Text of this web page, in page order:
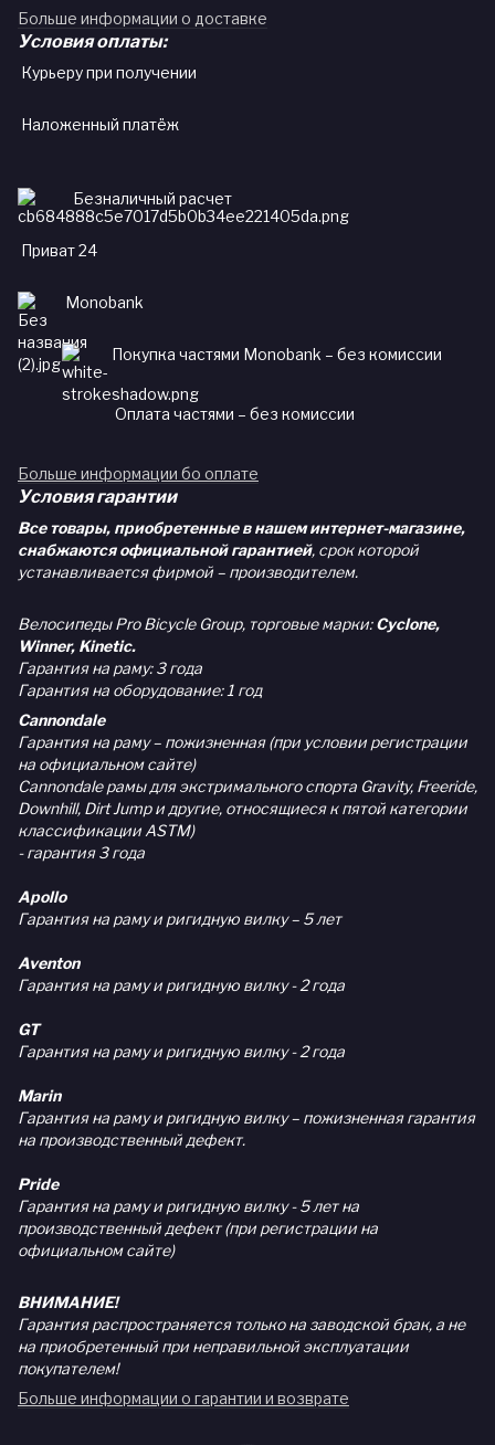
Больше информации о доставке
Условия оплаты:
Курьеру при получении
Наложенный платёж
Безналичный расчет
Приват 24
Monobank
Покупка частями Monobank – без комиссии
Оплата частями – без комиссии
Больше информации бо оплате
Условия гарантии
Все товары, приобретенные в нашем интернет-магазине,
снабжаются официальной гарантией, срок которой
устанавливается фирмой – производителем.
Велосипеды Pro Bicycle Group, торговые марки:Cyclone,
Winner, Kinetic.
Гарантия на раму: 3 года
Гарантия на оборудование: 1 год
Cannondale
Гарантия на раму – пожизненная (при условии регистрации
на официальном сайте)
Cannondale рамы для экстримального спорта Gravity, Freeride,
Downhill, Dirt Jump и другие, относящиеся к пятой категории
классификации ASTM)
- гарантия 3 года
Apollo
Гарантия на раму и ригидную вилку – 5 лет
Aventon
Гарантия на раму и ригидную вилку - 2 года
GT
Гарантия на раму и ригидную вилку - 2 года
Marin
Гарантия на раму и ригидную вилку – пожизненная гарантия
на производственный дефект.
Pride
Гарантия на раму и ригидную вилку - 5 лет на
производственный дефект (при регистрации на
официальном сайте)
ВНИМАНИЕ!
Гарантия распространяется только на заводской брак, а не
на приобретенный при неправильной эксплуатации
покупателем!
Больше информации о гарантии и возврате